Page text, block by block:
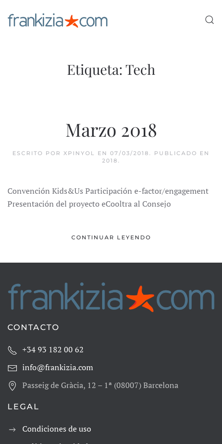
Ir al contenido principal
Etiqueta:Tech
Marzo 2018
ESCRITO POR XPINYOL EN 07/03/2018. PUBLICADO EN
2018.
Convención Kids&Us Participación e-factor/engagement
Presentación del proyecto eCooltra al Consejo
CONTINUAR LEYENDO
CONTACTO
+34 93 182 00 62
info@frankizia.com
Passeig de Gràcia, 12 – 1ª (08007) Barcelona
LEGAL
Condiciones de uso